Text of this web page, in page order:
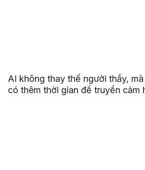
AI không thay thế người thầy,
có thêm thời gian để truyền cảm